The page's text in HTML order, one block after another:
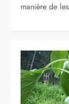
manière de